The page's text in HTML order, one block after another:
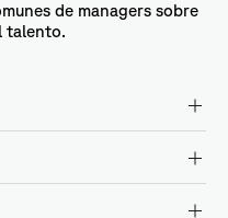
de managers sobre
talento.